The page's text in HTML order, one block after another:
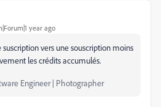
year ago
vers une souscription moins
les crédits accumulés.
Engineer | Photographer